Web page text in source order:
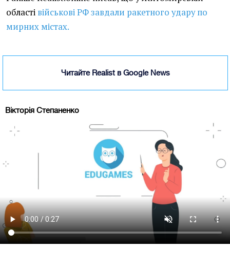
області військові РФ завдали ракетного удару по
мирних містах.
Читайте Realist в Google News
Вікторія Степаненко